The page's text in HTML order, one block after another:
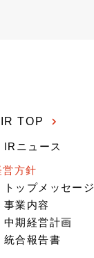
IR TOP
IRニュース
営方針
トップメッセージ
事業内容
中期経営計画
統合報告書